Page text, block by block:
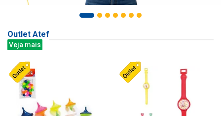
Outlet Atef
Veja mais